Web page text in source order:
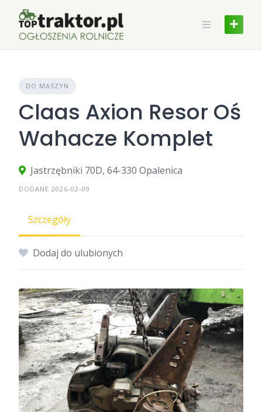
content
DO MASZYN
Claas Axion Resor Oś
Wahacze Komplet
Jastrzębniki 70D, 64-330 Opalenica
DODANE 2026-02-09
Szczegóły
Dodaj do ulubionych